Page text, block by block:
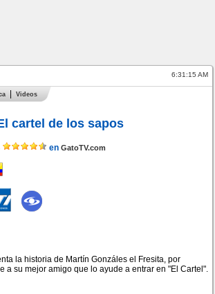
6:31:15 AM
Videos
cartel de los sapos
en GatoTV.com
la historia de Martín Gonzáles el Fresita, por
a su mejor amigo que lo ayude a entrar en "El Cartel".